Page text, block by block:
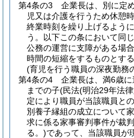
第4条の3
企業長は、別に定
児又は介護を行うため休憩
終業時刻を繰り上げるよう
う。以下この条において同
公務の運営に支障がある場
時間の短縮をするものとする
(育児を行う職員の深夜勤務
第4条の4
企業長は、満6歳
までの子(民法(明治29年法
定により職員が当該職員と
別養子縁組の成立について
求に係る家事審判事件が裁
る。)であって、当該職員が